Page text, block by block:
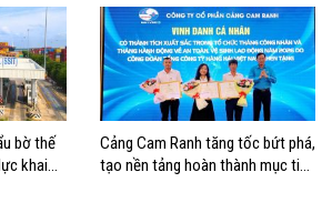
bờ thế
khai
Cảng Cam Ranh tăng tốc bứt phá,
tạo nền tảng hoàn thành mục tiêu